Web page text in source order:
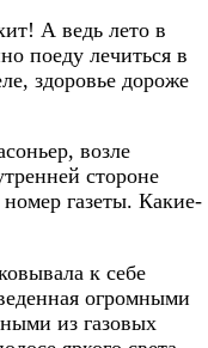
А ведь лето в
поеду лечиться в
здоровье дороже
возле
стороне
газеты. Какие-
к себе
огромными
из газовых